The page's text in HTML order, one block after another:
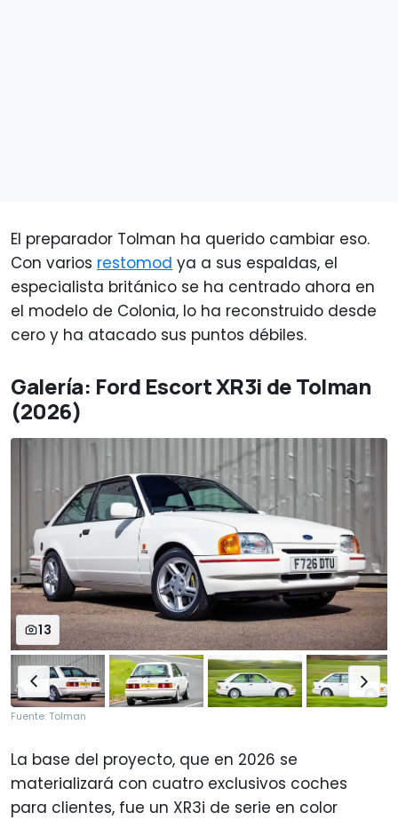
El preparador Tolman ha querido cambiar eso.
Con varios restomod ya a sus espaldas, el
especialista británico se ha centrado ahora en
el modelo de Colonia, lo ha reconstruido desde
cero y ha atacado sus puntos débiles.
Galería: Ford Escort XR3i de Tolman
(2026)
13
Fuente: Tolman
La base del proyecto, que en 2026 se
materializará con cuatro exclusivos coches
para clientes, fue un XR3i de serie en color